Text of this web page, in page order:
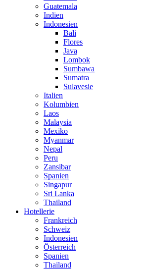
Guatemala
Indien
Indonesien
Bali
Flores
Java
Lombok
Sumbawa
Sumatra
Sulavesie
Italien
Kolumbien
Laos
Malaysia
Mexiko
Myanmar
Nepal
Peru
Zansibar
Spanien
Singapur
Sri Lanka
Thailand
Hotellerie
Frankreich
Schweiz
Indonesien
Österreich
Spanien
Thailand